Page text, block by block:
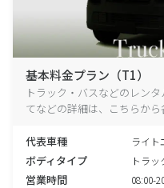
基本料金プラン（T1）
トラック・バスなどのレン
てなどの詳細は、こちらから
代表車種 ライト
ボディタイプ トラ
営業時間 08:00-